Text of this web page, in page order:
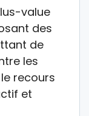
value
des
de
les
recours
et